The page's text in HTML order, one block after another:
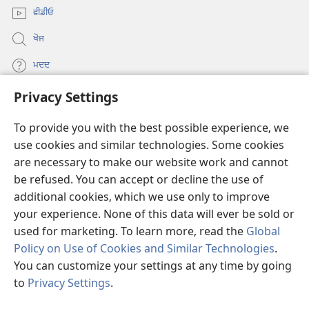
Privacy Settings
To provide you with the best possible experience, we
use cookies and similar technologies. Some cookies
are necessary to make our website work and cannot
be refused. You can accept or decline the use of
additional cookies, which we use only to improve
your experience. None of this data will ever be sold or
used for marketing. To learn more, read the Global
Policy on Use of Cookies and Similar Technologies.
You can customize your settings at any time by going
to Privacy Settings.
ਵੀਡੀਓ
ਖੋਜ
ਮਦਦ
ਦਾਨ
new
window)Watchtower ONLINE LIBRARY™
(opens
new
window)JW Hub
(opens
new
window)
®
Copyright© 2026 Watch Tower Bible and Tract Society of Pennsylvania.
ਵਰਤੋਂ ਦੀਆਂ ਸ਼ਰਤਾਂ